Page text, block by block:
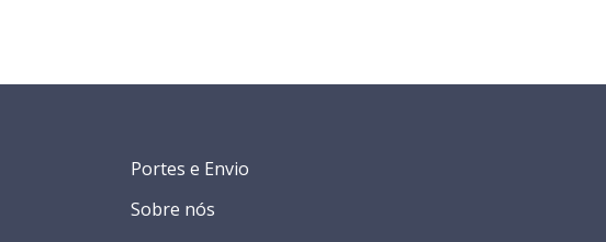
Portes e Envio
Sobre nós